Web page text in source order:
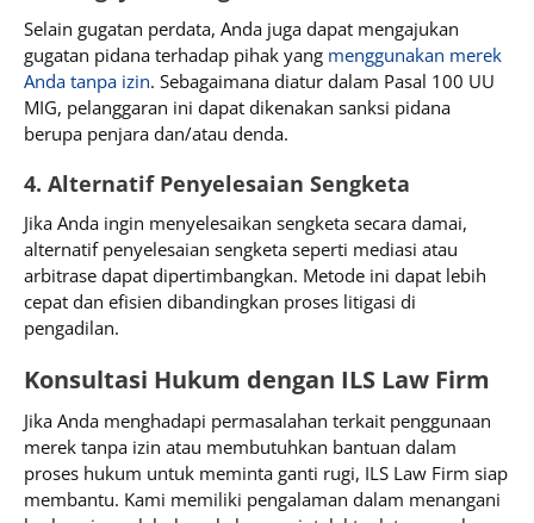
Selain gugatan perdata, Anda juga dapat mengajukan
gugatan pidana terhadap pihak yang menggunakan merek
Anda tanpa izin. Sebagaimana diatur dalam Pasal 100 UU
MIG, pelanggaran ini dapat dikenakan sanksi pidana
berupa penjara dan/atau denda.
4. Alternatif Penyelesaian Sengketa
Jika Anda ingin menyelesaikan sengketa secara damai,
alternatif penyelesaian sengketa seperti mediasi atau
arbitrase dapat dipertimbangkan. Metode ini dapat lebih
cepat dan efisien dibandingkan proses litigasi di
pengadilan.
Konsultasi Hukum dengan ILS Law Firm
Jika Anda menghadapi permasalahan terkait penggunaan
merek tanpa izin atau membutuhkan bantuan dalam
proses hukum untuk meminta ganti rugi, ILS Law Firm siap
membantu. Kami memiliki pengalaman dalam menangani